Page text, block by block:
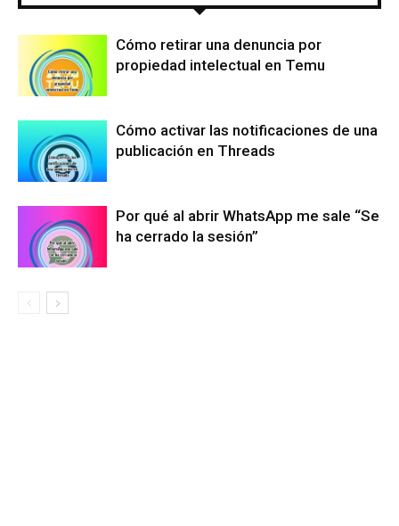
Cómo retirar una denuncia por
propiedad intelectual en Temu
Cómo activar las notificaciones de una
publicación en Threads
Por qué al abrir WhatsApp me sale “Se
ha cerrado la sesión”